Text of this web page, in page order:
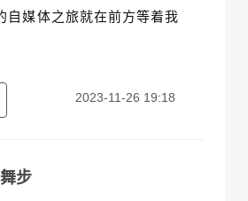
自媒体之旅就在前方等着我
2023-11-26 19:18
步